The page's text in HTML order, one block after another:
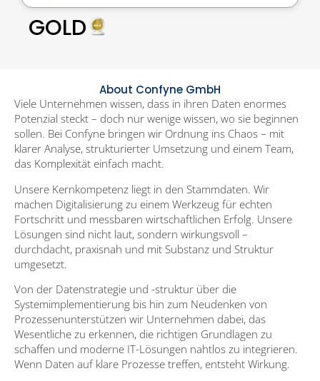
GOLD
About Confyne GmbH
Viele Unternehmen wissen, dass in ihren Daten enormes
Potenzial steckt – doch nur wenige wissen, wo sie beginnen
sollen. Bei Confyne bringen wir Ordnung ins Chaos – mit
klarer Analyse, strukturierter Umsetzung und einem Team,
das Komplexität einfach macht.
Unsere Kernkompetenz liegt in den Stammdaten. Wir
machen Digitalisierung zu einem Werkzeug für echten
Fortschritt und messbaren wirtschaftlichen Erfolg. Unsere
Lösungen sind nicht laut, sondern wirkungsvoll –
durchdacht, praxisnah und mit Substanz und Struktur
umgesetzt.
Von der Datenstrategie und -struktur über die
Systemimplementierung bis hin zum Neudenken von
Prozessenunterstützen wir Unternehmen dabei, das
Wesentliche zu erkennen, die richtigen Grundlagen zu
schaffen und moderne IT-Lösungen nahtlos zu integrieren.
Wenn Daten auf klare Prozesse treffen, entsteht Wirkung.